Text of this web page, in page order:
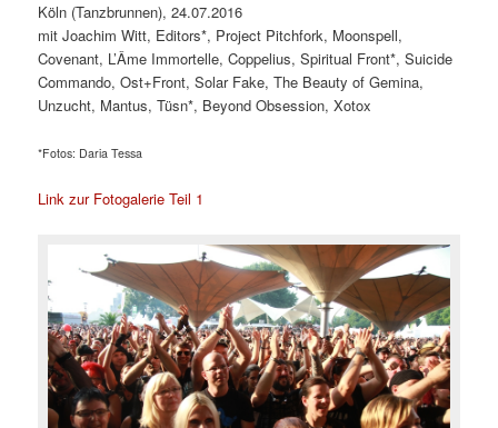
Köln (Tanzbrunnen), 24.07.2016
mit Joachim Witt, Editors*, Project Pitchfork, Moonspell,
Covenant, L’Âme Immortelle, Coppelius, Spiritual Front*, Suicide
Commando, Ost+Front, Solar Fake, The Beauty of Gemina,
Unzucht, Mantus, Tüsn*, Beyond Obsession, Xotox
*Fotos: Daria Tessa
Link zur Fotogalerie Teil 1